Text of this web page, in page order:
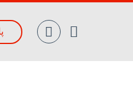
جدیدترین مقالات